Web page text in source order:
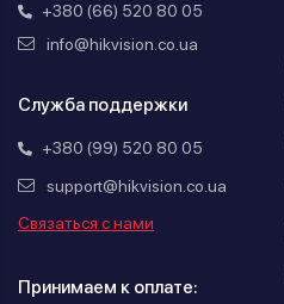
+380 (66) 520 80 05
info@hikvision.co.ua
Служба поддержки
+380 (99) 520 80 05
support@hikvision.co.ua
Связаться с нами
Принимаем к оплате: